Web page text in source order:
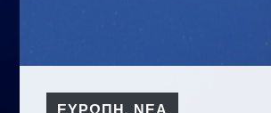
ΕΥΡΩΠΗ, ΝΕΑ